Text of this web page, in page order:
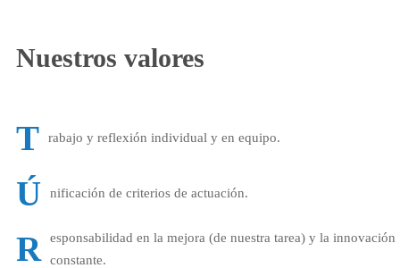
Nuestros valores
T rabajo y reflexión individual y en equipo.
Ú nificación de criterios de actuación.
R
esponsabilidad en la mejora (de nuestra tarea) y la innovación
constante.